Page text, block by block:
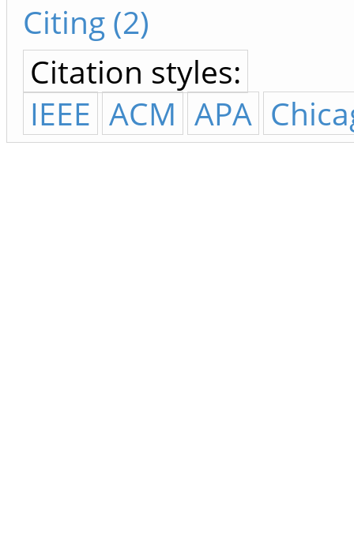
Citing (2)
Citation styles:
IEEE ACM APA